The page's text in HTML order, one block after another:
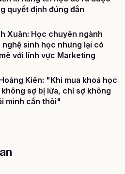
quyết định đúng đắn
Xuân: Học chuyên ngành
nghệ sinh học nhưng lại có
với lĩnh vực Marketing
Kiên: "Khi mua khoá học
không sợ bị lừa, chỉ sợ không
mình cần thôi"